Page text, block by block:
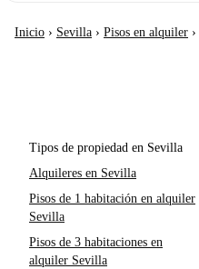
Inicio › Sevilla › Pisos en alquiler ›
Tipos de propiedad en Sevilla
Alquileres en Sevilla
Pisos de 1 habitación en alquiler
Sevilla
Pisos de 3 habitaciones en
alquiler Sevilla